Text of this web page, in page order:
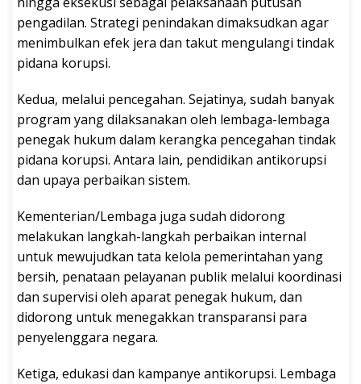
pengadilan. Strategi penindakan dimaksudkan agar
menimbulkan efek jera dan takut mengulangi tindak
pidana korupsi.
Kedua, melalui pencegahan. Sejatinya, sudah banyak
program yang dilaksanakan oleh lembaga-lembaga
penegak hukum dalam kerangka pencegahan tindak
pidana korupsi. Antara lain, pendidikan antikorupsi
dan upaya perbaikan sistem.
Kementerian/Lembaga juga sudah didorong
melakukan langkah-langkah perbaikan internal
untuk mewujudkan tata kelola pemerintahan yang
bersih, penataan pelayanan publik melalui koordinasi
dan supervisi oleh aparat penegak hukum, dan
didorong untuk menegakkan transparansi para
penyelenggara negara.
Ketiga, edukasi dan kampanye antikorupsi. Lembaga